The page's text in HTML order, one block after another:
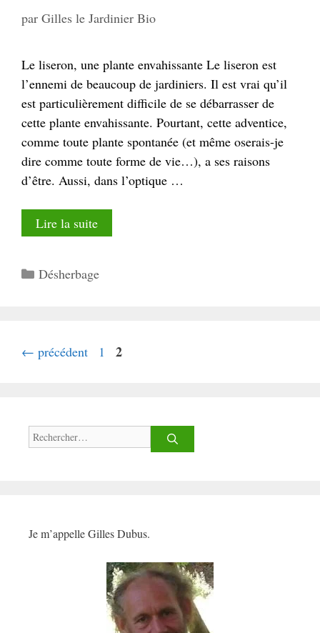
par Gilles le Jardinier Bio
Le liseron, une plante envahissante Le liseron est
l’ennemi de beaucoup de jardiniers. Il est vrai qu’il
est particulièrement difficile de se débarrasser de
cette plante envahissante. Pourtant, cette adventice,
comme toute plante spontanée (et même oserais-je
dire comme toute forme de vie…), a ses raisons
d’être. Aussi, dans l’optique …
Lire la suite
Catégories
Désherbage
← précédent Page
1 Page
2
Rechercher :
Je m’appelle Gilles Dubus.